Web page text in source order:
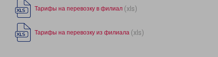
Тарифы на перевозку в филиал (xls)
Тарифы на перевозку из филиала (xls)